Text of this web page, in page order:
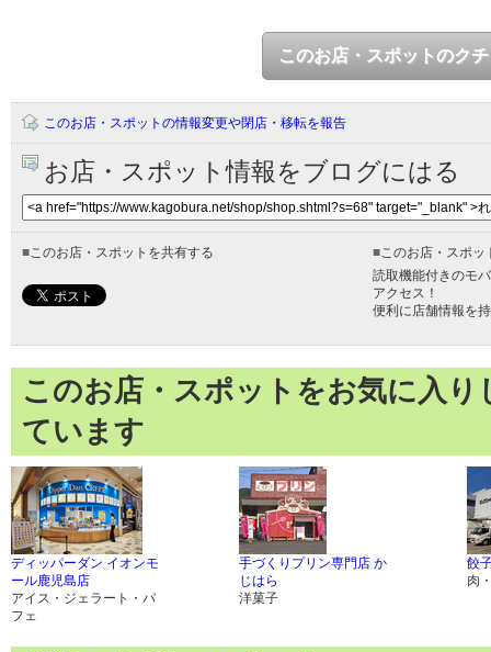
このお店・スポットのク
このお店・スポットの情報変更や閉店・移転を報告
お店・スポット情報をブログにはる
■このお店・スポットを共有する ■このお店・スポッ
読取機能付きのモ
アクセス！
便利に店舗情報を
このお店・スポットをお気に入
ています
ディッパーダン イオンモ
ール鹿児島店
アイス・ジェラート・パ
フェ
手づくりプリン専門店 か
じはら
洋菓子
餃
肉